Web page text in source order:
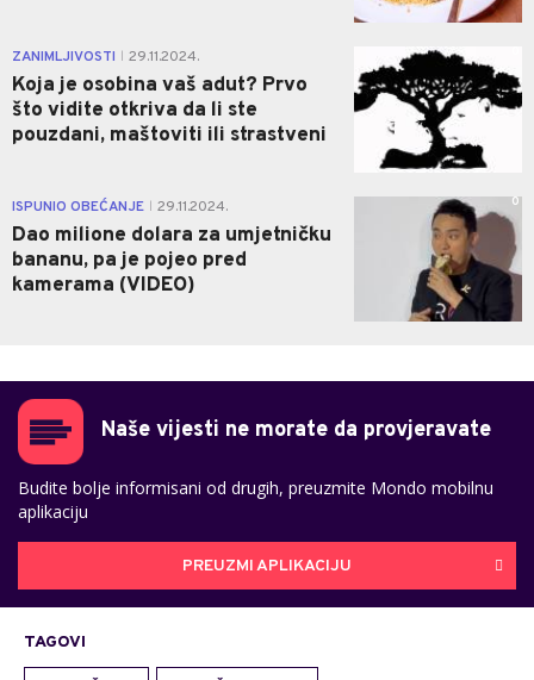
ZANIMLJIVOSTI 29.11.2024.
Koja je osobina vaš adut? Prvo
što vidite otkriva da li ste
pouzdani, maštoviti ili strastveni
ISPUNIO OBEĆANJE 29.11.2024.
Dao milione dolara za umjetničku
bananu, pa je pojeo pred
kamerama (VIDEO)
0
Naše vijesti ne morate da provjeravate
Budite bolje informisani od drugih, preuzmite Mondo mobilnu
aplikaciju
PREUZMI APLIKACIJU
TAGOVI